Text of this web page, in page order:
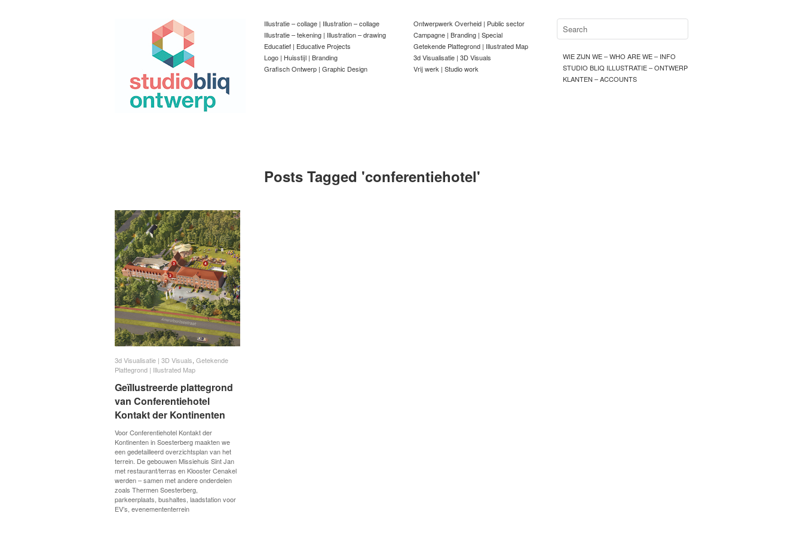
Illustratie – collage | Illustration – collage
Illustratie – tekening | Illustration – drawing
Educatief | Educative Projects
Logo | Huisstijl | Branding
Grafisch Ontwerp | Graphic Design
Ontwerpwerk Overheid | Public sector
Campagne | Branding | Special
Getekende Plattegrond | Illustrated Map
3d Visualisatie | 3D Visuals
Vrij werk | Studio work
WIE ZIJN WE – WHO ARE WE – INFO
STUDIO BLIQ ILLUSTRATIE – ONTWERP
KLANTEN – ACCOUNTS
Posts Tagged 'conferentiehotel'
3d Visualisatie | 3D Visuals Getekende
Plattegrond | Illustrated Map
Geïllustreerde plattegrond
van Conferentiehotel
Kontakt der Kontinenten
Voor Conferentiehotel Kontakt der
Kontinenten in Soesterberg maakten we
een gedetailleerd overzichtsplan van het
terrein. De gebouwen Missiehuis Sint Jan
met restaurant/terras en Klooster Cenakel
werden – samen met andere onderdelen
zoals Thermen Soesterberg,
parkeerplaats, bushaltes, laadstation voor
EV’s, evenemententerrein
3d Visualisatie | 3D Visuals Getekende
Plattegrond | Illustrated Map
Geïllustreerde plattegrond
van Conferentiehotel
Kontakt der Kontinenten